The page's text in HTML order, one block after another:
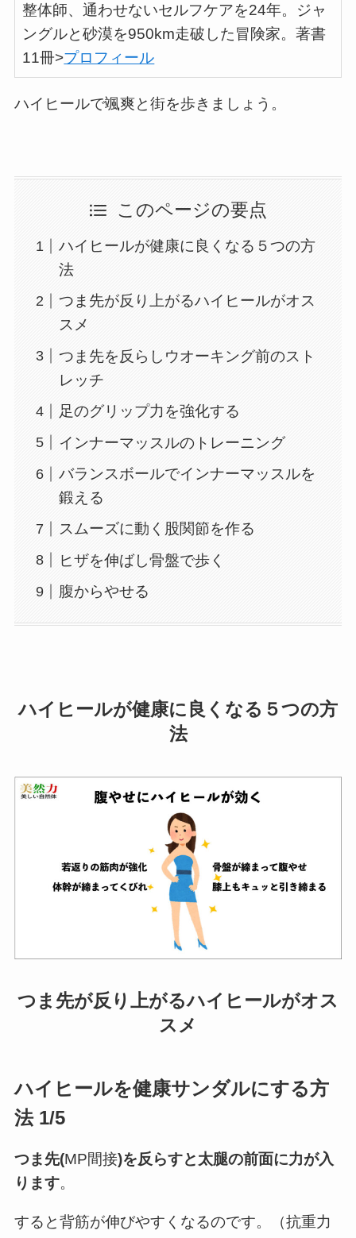
整体師、通わせないセルフケアを24年。ジャ
ングルと砂漠を950km走破した冒険家。著書
11冊>プロフィール
ハイヒールで颯爽と街を歩きましょう。
このページの要点
ハイヒールが健康に良くなる５つの方
法
つま先が反り上がるハイヒールがオス
スメ
つま先を反らしウオーキング前のスト
レッチ
足のグリップ力を強化する
インナーマッスルのトレーニング
バランスボールでインナーマッスルを
鍛える
スムーズに動く股関節を作る
ヒザを伸ばし骨盤で歩く
腹からやせる
ハイヒールが健康に良くなる５つの方
法
つま先が反り上がるハイヒールがオス
スメ
ハイヒールを健康サンダルにする方
法 1/5
つま先(MP間接)を反らすと太腿の前面に力が入
ります。
すると背筋が伸びやすくなるのです。（抗重力